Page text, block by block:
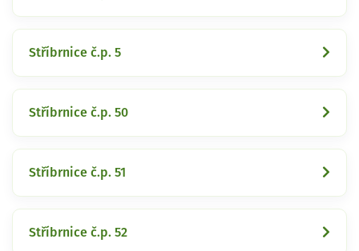
Stříbrnice č.p. 5
Stříbrnice č.p. 50
Stříbrnice č.p. 51
Stříbrnice č.p. 52